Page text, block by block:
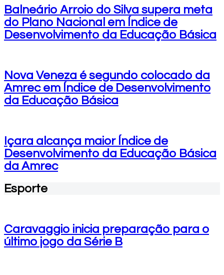
Balneário Arroio do Silva supera meta
do Plano Nacional em Índice de
Desenvolvimento da Educação Básica
Nova Veneza é segundo colocado da
Amrec em Índice de Desenvolvimento
da Educação Básica
Içara alcança maior Índice de
Desenvolvimento da Educação Básica
da Amrec
Esporte
Caravaggio inicia preparação para o
último jogo da Série B